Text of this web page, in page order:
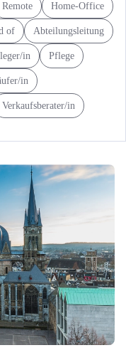
Remote Home-Office
of Abteilungsleitung
in Pflege
in
Verkaufsberater/in